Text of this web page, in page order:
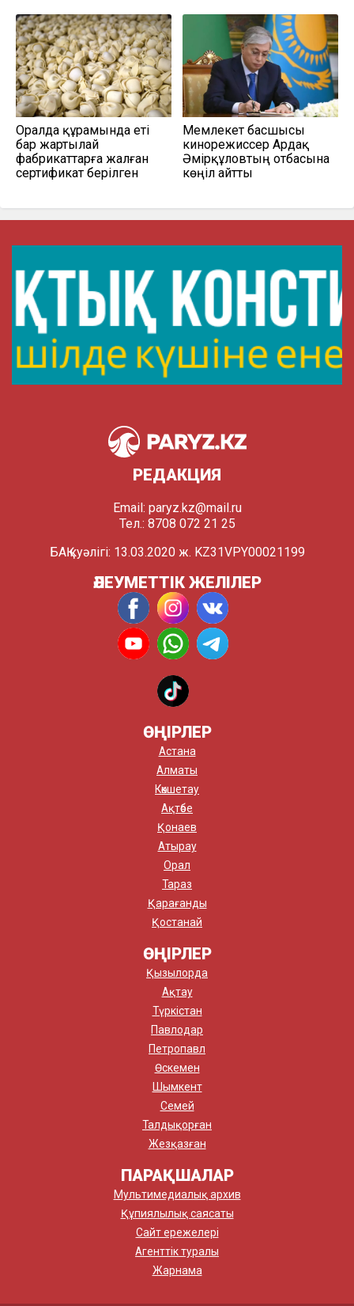
Оралда құрамында еті
бар жартылай
фабрикаттарға жалған
сертификат берілген
Мемлекет басшысы
кинорежиссер Ардақ
Әмірқұловтың отбасына
көңіл айтты
РЕДАКЦИЯ
Email: paryz.kz@mail.ru
Тел.: 8708 072 21 25
БАҚ куәлігі: 13.03.2020 ж. KZ31VPY00021199
ӘЛЕУМЕТТІК ЖЕЛІЛЕР
ӨҢІРЛЕР
Астана
Алматы
Көкшетау
Ақтөбе
Қонаев
Атырау
Орал
Тараз
Қарағанды
Қостанай
ӨҢІРЛЕР
Қызылорда
Ақтау
Түркістан
Павлодар
Петропавл
Өскемен
Шымкент
Семей
Талдықорған
Жезқазған
ПАРАҚШАЛАР
Мультимедиалық архив
Құпиялылық саясаты
Сайт ережелері
Агенттік туралы
Жарнама